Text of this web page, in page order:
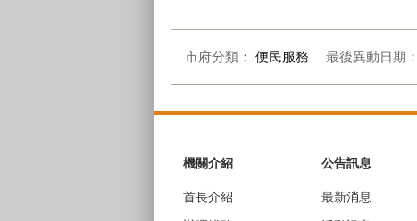
市府分類： 便民服務 最後異動日期：
機關介紹
首長介紹
公告訊息
最新消息